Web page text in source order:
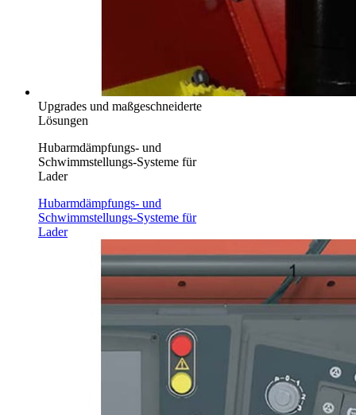
Upgrades und maßgeschneiderte
Lösungen
Hubarmdämpfungs- und
Schwimmstellungs-Systeme für
Lader
Hubarmdämpfungs- und
Schwimmstellungs-Systeme für
Lader